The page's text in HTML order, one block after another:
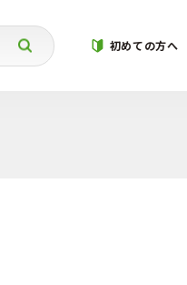
初めての方へ